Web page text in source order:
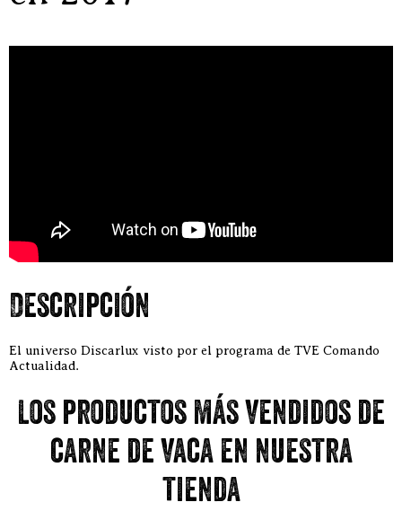
Descripción
El universo Discarlux visto por el programa de TVE Comando
Actualidad.
Los productos más vendidos de
carne de vaca en nuestra
tienda